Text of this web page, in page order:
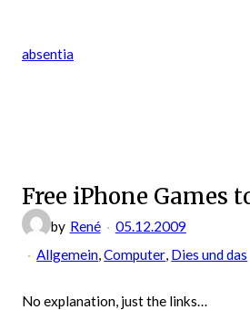
springen
absentia
Free iPhone Games
by René
05.12.2009
Allgemein, Computer, Dies und das
No explanation, just the links…